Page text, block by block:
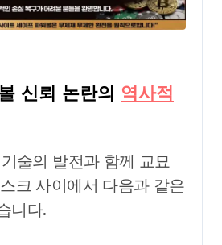
신뢰 논란의 역사적
술의 발전과 함께 교묘
크 사이에서 다음과 같은
니다.